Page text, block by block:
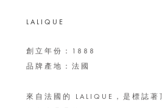
LALIQUE
創立年份：1888
品牌產地：法國
來自法國的 LALIQUE，是標誌著